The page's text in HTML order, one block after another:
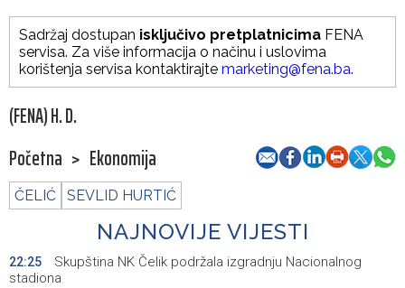
Sadržaj dostupan isključivo pretplatnicima FENA
servisa. Za više informacija o načinu i uslovima
korištenja servisa kontaktirajte marketing@fena.ba.
(FENA) H. D.
Početna > Ekonomija
ČELIĆ SEVLID HURTIĆ
NAJNOVIJE VIJESTI
22:25
Skupština NK Čelik podržala izgradnju Nacionalnog
stadiona